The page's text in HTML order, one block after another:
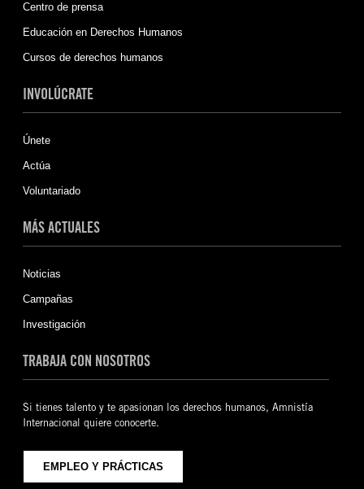
Centro de prensa
Educación en Derechos Humanos
Cursos de derechos humanos
INVOLÚCRATE
Únete
Actúa
Voluntariado
MÁS ACTUALES
Noticias
Campañas
Investigación
TRABAJA CON NOSOTROS
Si tienes talento y te apasionan los derechos humanos, Amnistía
Internacional quiere conocerte.
EMPLEO Y PRÁCTICAS